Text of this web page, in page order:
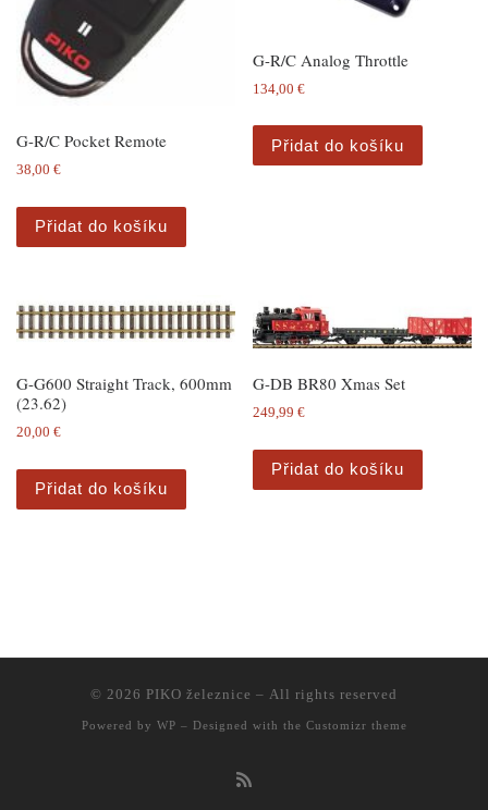
G-R/C Pocket Remote
38,00 €
Přidat do košíku
G-R/C Analog Throttle
134,00€
Přidat do košíku
G-G600 Straight Track, 600mm
(23.62)
20,00 €
Přidat do košíku
G-DB BR80 Xmas Set
249,99€
Přidat do košíku
© 2026 PIKO železnice – All rights reserved
Powered by WP – Designed with the Customizr theme